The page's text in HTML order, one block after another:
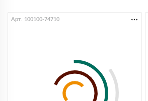
Арт. 100100-74710